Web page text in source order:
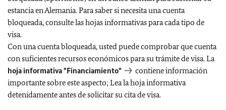
estancia en Alemania. Para saber si necesita una cuenta
bloqueada, consulte las hojas informativas para cada tipo de
visa.
Con una cuenta bloqueada, usted puede comprobar que cuenta
con suficientes recursos económicos para su trámite de visa. La
hoja informativa "Financiamiento"
contiene información
importante sobre este aspecto; Lea la hoja informativa
detenidamente antes de solicitar su cita de visa.